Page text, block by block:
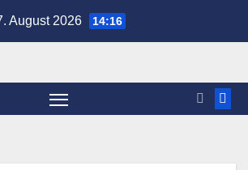
August 2026 14:16